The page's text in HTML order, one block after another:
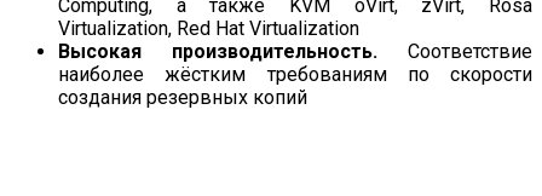
Computing, а также KVM oVirt, zVirt, Rosa
Virtualization, Red Hat Virtualization
Высокая производительность. Соответствие
наиболее жёстким требованиям по скорости
создания резервных копий